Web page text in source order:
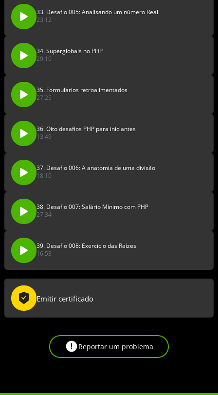
33. Desafio 005: Analisando um número Real
23:12
34. Superglobais no PHP
29:10
35. Formulários retroalimentados
27:25
36. Oito desafios PHP para iniciantes
13:49
37. Desafio 006: A anatomia de uma divisão
18:10
38. Desafio 007: Salário Mínimo com PHP
27:34
39. Desafio 008: Exercício das Raízes
16:53
Emitir certificado
Reportar um problema